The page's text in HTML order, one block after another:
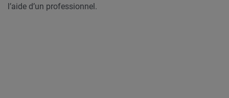
l’aide d’un professionnel.